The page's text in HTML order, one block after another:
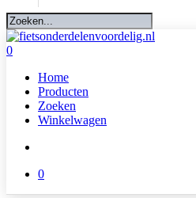
Close
Search
account
0
Home
Producten
Zoeken
Winkelwagen
0